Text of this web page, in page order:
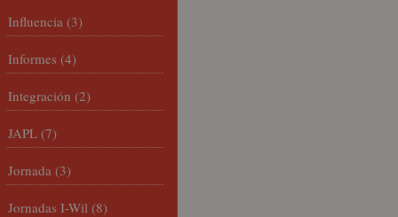
Influencia (3)
Informes (4)
Integración (2)
JAPL (7)
Jornada (3)
Jornadas I-Wil (8)